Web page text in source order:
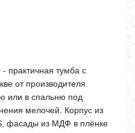
практичная тумба с
от производителя.
или в спальню под
мелочей. Корпус из
фасады из МДФ в плёнке